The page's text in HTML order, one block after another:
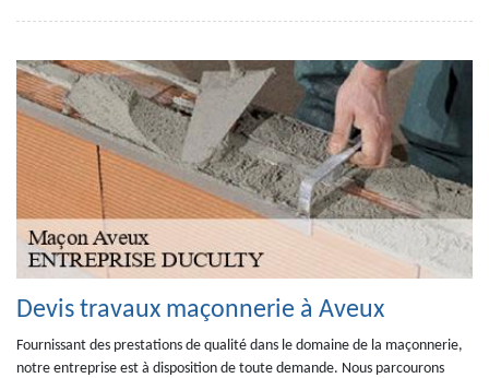
Devis travaux maçonnerie à Aveux
Fournissant des prestations de qualité dans le domaine de la maçonnerie,
notre entreprise est à disposition de toute demande. Nous parcourons